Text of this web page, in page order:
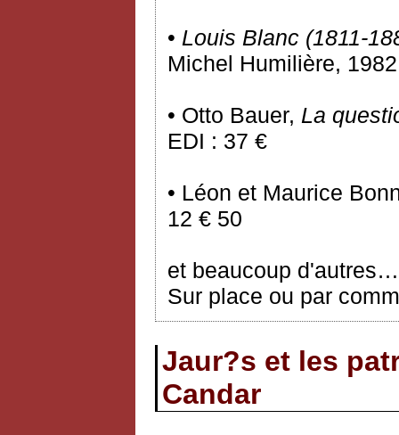
• Louis Blanc (1811-
Michel Humilière,
• Otto Bauer, La
EDI : 37 €
• Léon et Maurice
12 € 50
et beaucoup d'autres…
Sur place ou par
Jaur?s et les
Candar